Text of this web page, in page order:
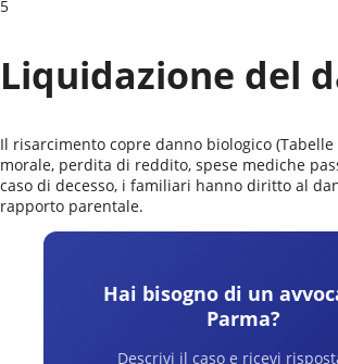
5
Liquidazione del
Il risarcimento copre danno biologico
morale, perdita di reddito, spese mediche
caso di decesso, i familiari hanno diritto al
rapporto parentale.
Hai bisogno di un
Parma?
Descrivi il caso e ricevi